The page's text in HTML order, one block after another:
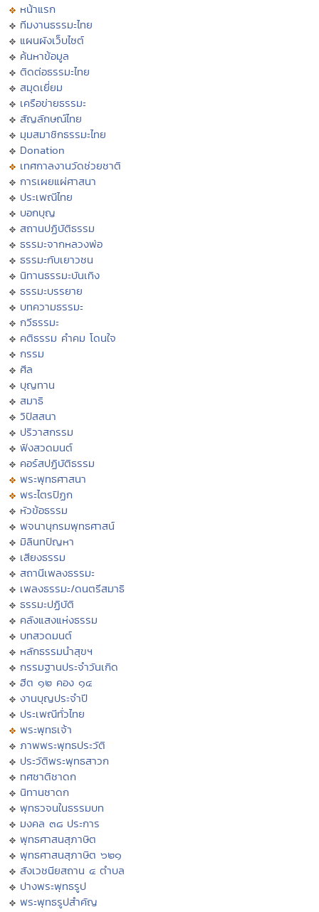
หน้าแรก
ทีมงานธรรมะไทย
แผนผังเว็บไซต์
ค้นหาข้อมูล
ติดต่อธรรมะไทย
สมุดเยี่ยม
เครือข่ายธรรมะ
สัญลักษณ์ไทย
มุมสมาชิกธรรมะไทย
Donation
เทศกาลงานวัดช่วยชาติ
การเผยแผ่ศาสนา
ประเพณีไทย
บอกบุญ
สถานปฏิบัติธรรม
ธรรมะจากหลวงพ่อ
ธรรมะกับเยาวชน
นิทานธรรมะบันเทิง
ธรรมะบรรยาย
บทความธรรมะ
กวีธรรมะ
คติธรรม คำคม โดนใจ
กรรม
ศีล
บุญทาน
สมาธิ
วิปัสสนา
ปริวาสกรรม
ฟังสวดมนต์
คอร์สปฏิบัติธรรม
พระพุทธศาสนา
พระไตรปิฏก
หัวข้อธรรม
พจนานุกรมพุทธศาสน์
มิลินทปัญหา
เสียงธรรม
สถานีเพลงธรรมะ
เพลงธรรมะ/ดนตรีสมาธิ
ธรรมะปฏิบัติ
คลังแสงแห่งธรรม
บทสวดมนต์
หลักธรรมนำสุขฯ
กรรมฐานประจำวันเกิด
ฮีต ๑๒ คอง ๑๔
งานบุญประจำปี
ประเพณีทั่วไทย
พระพุทธเจ้า
ภาพพระพุทธประวัติ
ประวัติพระพุทธสาวก
ทศชาติชาดก
นิทานชาดก
พุทธวจนในธรรมบท
มงคล ๓๘ ประการ
พุทธศาสนสุภาษิต
พุทธศาสนสุภาษิต ๖๒๑
สังเวชนียสถาน ๔ ตำบล
ปางพระพุทธรูป
พระพุทธรูปสำคัญ